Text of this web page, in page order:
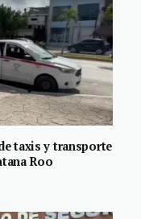
taxis y transporte
Roo